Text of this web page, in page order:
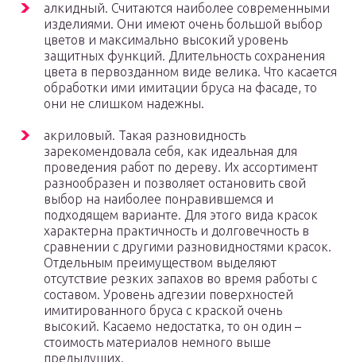
алкидный. Считаются наиболее современными
изделиями. Они имеют очень большой выбор
цветов и максимально высокий уровень
защитных функций. Длительность сохранения
цвета в первозданном виде велика. Что касается
обработки ими имитации бруса на фасаде, то
они не слишком надежны.
акриловый. Такая разновидность
зарекомендовала себя, как идеальная для
проведения работ по дереву. Их ассортимент
разнообразен и позволяет остановить свой
выбор на наиболее понравившемся и
подходящем варианте. Для этого вида красок
характерна практичность и долговечность в
сравнении с другими разновидностями красок.
Отдельным преимуществом выделяют
отсутствие резких запахов во время работы с
составом. Уровень адгезии поверхностей
имитированного бруса с краской очень
высокий. Касаемо недостатка, то он один –
стоимость материалов немного выше
предыдущих.